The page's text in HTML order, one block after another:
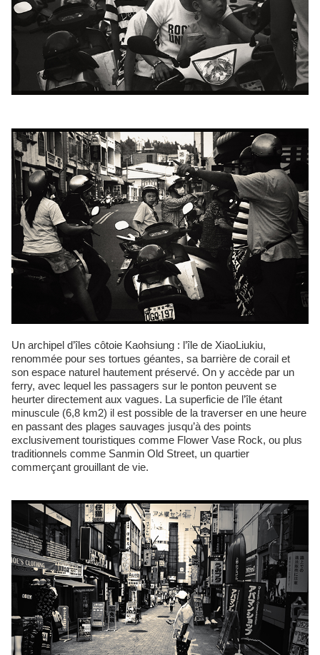
Un archipel d’îles côtoie Kaohsiung : l’île de XiaoLiukiu,
renommée pour ses tortues géantes, sa barrière de corail et
son espace naturel hautement préservé. On y accède par un
ferry, avec lequel les passagers sur le ponton peuvent se
heurter directement aux vagues. La superficie de l’île étant
minuscule (6,8 km2) il est possible de la traverser en une heure
en passant des plages sauvages jusqu’à des points
exclusivement touristiques comme Flower Vase Rock, ou plus
traditionnels comme Sanmin Old Street, un quartier
commerçant grouillant de vie.